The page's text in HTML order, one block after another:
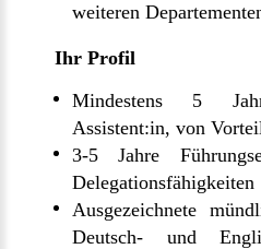
weiteren
Ihr Profil
Mindestens 5
Assistent:in, von
3-5 Jahre
Delegationsfähigkeiten
Ausgezeichnete
Deutsch- und